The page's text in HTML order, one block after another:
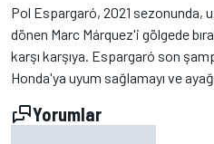
Pol Espargaró, 2021 sezonunda,
dönen Marc Márquez'i gölgede
karşı karşıya. Espargaró son
Honda'ya uyum sağlamayı ve
Yorumlar